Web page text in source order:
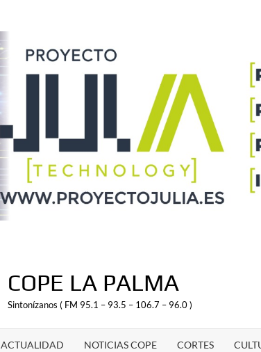
COPE LA PALMA
Sintonízanos ( FM 95.1 – 93.5 – 106.7 – 96.0 )
ACTUALIDAD NOTICIAS COPE CORTES